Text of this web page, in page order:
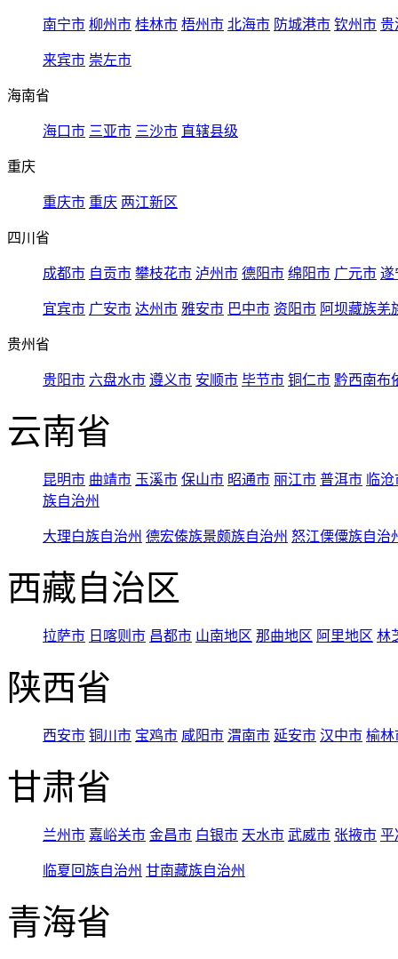
南宁市 柳州市 桂林市 梧州市 北海市 防城港市 钦州市 贵
来宾市 崇左市
海南省
海口市 三亚市 三沙市 直辖县级
重庆
重庆市 重庆 两江新区
四川省
成都市 自贡市 攀枝花市 泸州市 德阳市 绵阳市 广元市 遂
宜宾市 广安市 达州市 雅安市 巴中市 资阳市 阿坝藏族羌
贵州省
贵阳市 六盘水市 遵义市 安顺市 毕节市 铜仁市 黔西南布
云南省
昆明市 曲靖市 玉溪市 保山市 昭通市 丽江市 普洱市 临
族自治州
大理白族自治州 德宏傣族景颇族自治州 怒江傈僳族自治
西藏自治区
拉萨市 日喀则市 昌都市 山南地区 那曲地区 阿里地区 林
陕西省
西安市 铜川市 宝鸡市 咸阳市 渭南市 延安市 汉中市 榆林
甘肃省
兰州市 嘉峪关市 金昌市 白银市 天水市 武威市 张掖市 平
临夏回族自治州 甘南藏族自治州
青海省